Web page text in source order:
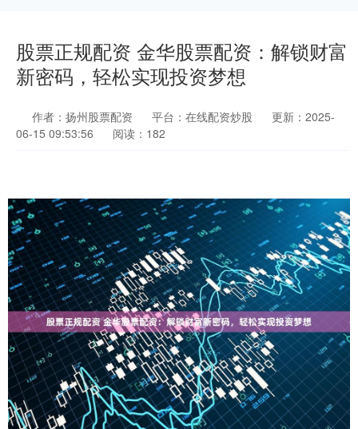
股票正规配资 金华股票配资：解锁财富
新密码，轻松实现投资梦想
作者：扬州股票配资 平台：在线配资炒股
更新：2025-
06-15 09:53:56
阅读：182